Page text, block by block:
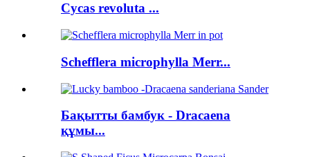
Cycas revoluta ...
Schefflera microphylla Merr...
Бақытты бамбук - Dracaena
құмы...